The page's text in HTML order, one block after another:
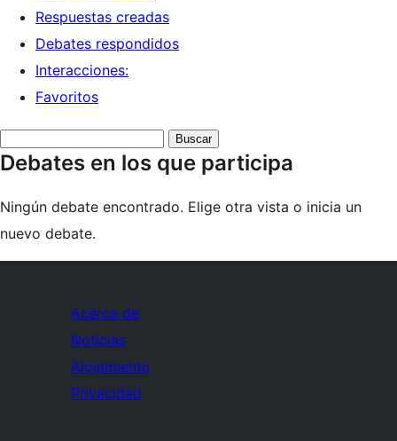
Respuestas creadas
Debates respondidos
Interacciones:
Favoritos
debates:
Debates en los que participa
Ningún debate encontrado. Elige otra vista o inicia un
nuevo debate.
Acerca de
Noticias
Alojamiento
Privacidad